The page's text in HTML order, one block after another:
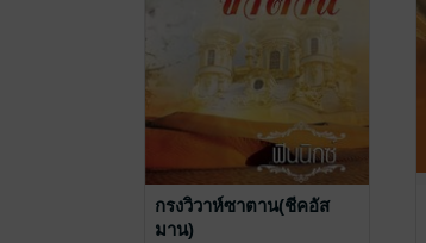
กรงวิวาห์ซาตาน(ชีคอัส
มาน)